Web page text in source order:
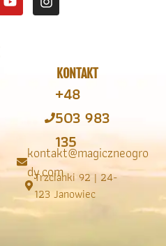
KONTAKT
+48
503 983
135
kontakt@magiczneogro
dy.com
Trzcianki 92 | 24-
123 Janowiec